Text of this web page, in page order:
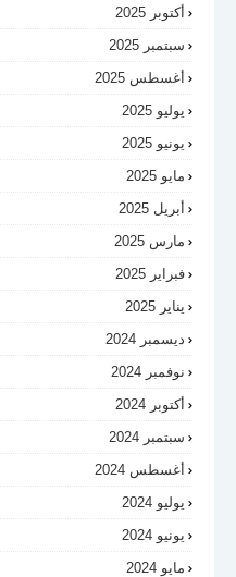
أكتوبر 2025
سبتمبر 2025
أغسطس 2025
يوليو 2025
يونيو 2025
مايو 2025
أبريل 2025
مارس 2025
فبراير 2025
يناير 2025
ديسمبر 2024
نوفمبر 2024
أكتوبر 2024
سبتمبر 2024
أغسطس 2024
يوليو 2024
يونيو 2024
مايو 2024